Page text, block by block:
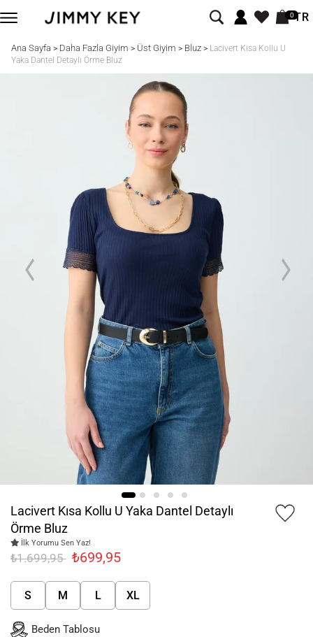
0TR
Ana Sayfa > Daha Fazla Giyim > Üst Giyim > Bluz> Lacivert Kısa Kollu U
Yaka Dantel Detaylı Örme Bluz
Lacivert Kısa Kollu U Yaka Dantel Detaylı
Örme Bluz
İlk Yorumu Sen Yaz!
₺1.699,95 ₺699,95
S M L XL
Beden Tablosu